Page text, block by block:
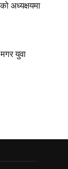
अध्यक्षयमा
युवा